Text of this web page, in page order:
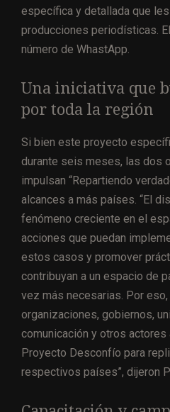
específica y detallada que
producciones periodísticas.
número de WhastApp.
Una iniciativa que
por toda la región
Si bien este proyecto
durante seis meses, las dos
impulsan “Repartiendo
alcances a más países. “El
fenómeno creciente en el
acciones que puedan
estos casos y promover
contribuyan a un espacio de
vez más necesarias. Por
organizaciones, gobiernos,
comunicación y otros actores
Proyecto Desconfío para
respectivos países”, dijeron